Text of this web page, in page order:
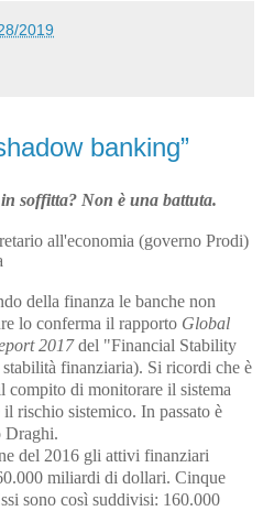
2019
banking”
soffitta? Non è una battuta.
all'economia (governo Prodi)
della finanza le banche non
lo conferma il rapporto Global
2017del "Financial Stability
finanziaria). Si ricordi che è
compito di monitorare il sistema
rischio sistemico. In passato è
Draghi.
del 2016 gli attivi finanziari
miliardi di dollari. Cinque
sono così suddivisi: 160.000